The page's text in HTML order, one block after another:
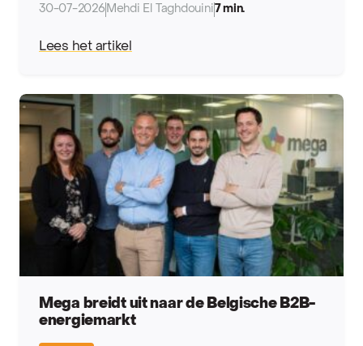
30-07-2026 Mehdi El Taghdouini 7 min.
Lees het artikel
Mega breidt uit naar de Belgische B2B-
energiemarkt